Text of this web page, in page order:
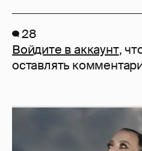
28
Войдите в аккаунт,
оставлять